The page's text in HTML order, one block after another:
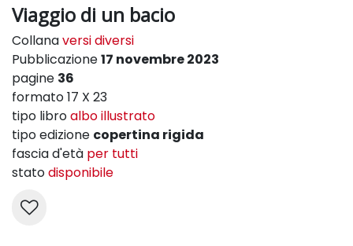
Viaggio di un bacio
Collanaversi diversi
Pubblicazione17 novembre 2023
pagine 36
formato 17 X 23
tipo libroalbo illustrato
tipo edizione copertina rigida
fascia d'età per tutti
statodisponibile